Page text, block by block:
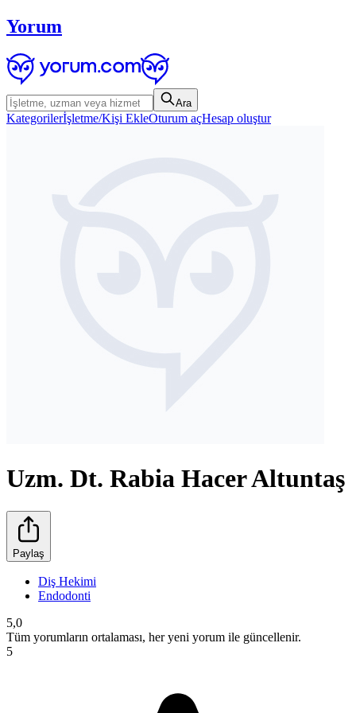
Yorum
Ara
Kategorilerİşletme/Kişi EkleOturum açHesap oluştur
Uzm. Dt. Rabia Hacer Altuntaş
Paylaş
Diş Hekimi
Endodonti
5,0
Tüm yorumların ortalaması, her yeni yorum ile güncellenir.
5